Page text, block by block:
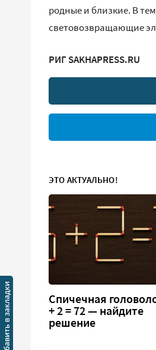
родные и близкие. В
световозвращающие
РИГ SAKHAPRESS.RU
ЭТО АКТУАЛЬНО!
Спичечная
+ 2 = 72 — найдите
решение